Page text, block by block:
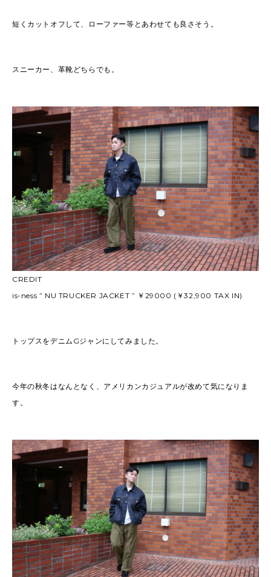
短くカットオフして、ローファー等とあわせても良さそう。
スニーカー、革靴どちらでも。
CREDIT
is-ness ” NU TRUCKER JACKET ” ￥29000 (￥32,900 TAX IN)
トップスをデニムGジャンにしてみました。
今年の秋冬はなんとなく、アメリカンカジュアルが改めて気になりま
す。